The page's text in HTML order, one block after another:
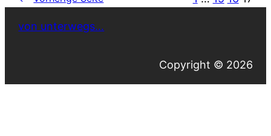
von unterwegs…
Copyright © 2026